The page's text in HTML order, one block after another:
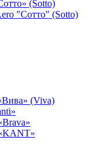
(Sotto)
"Сотто" (Sotto)
(Viva)